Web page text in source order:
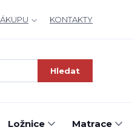
KONTAKTY
Hledat
Ložnice Matrace